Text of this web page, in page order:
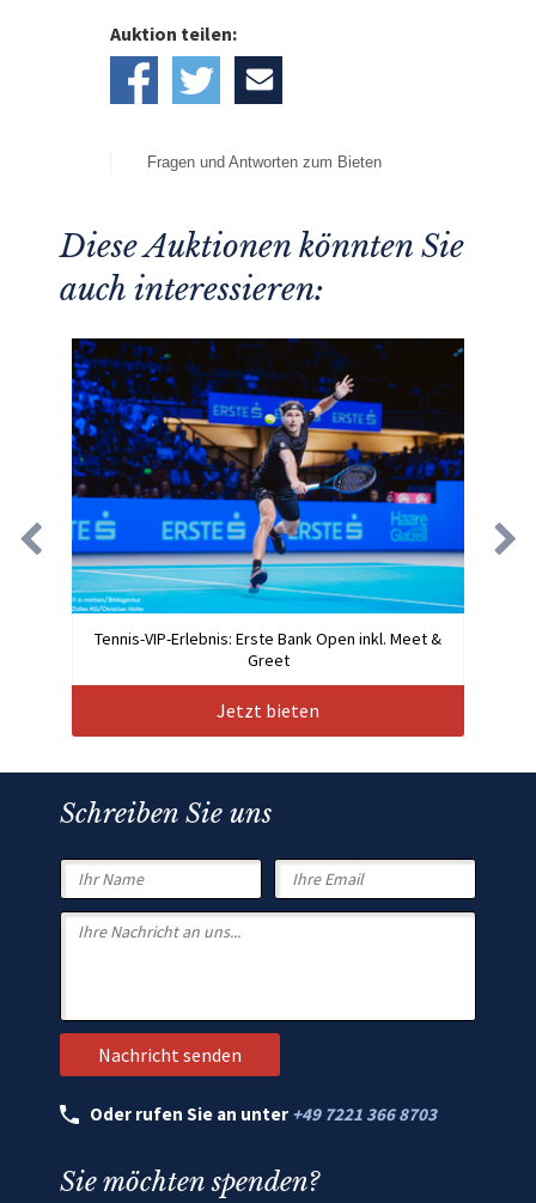
Auktion teilen:
Fragen und Antworten zum Bieten
Diese Auktionen könnten Sie
auch interessieren:
Tennis-VIP-Erlebnis: Erste Bank Open inkl. Meet &
Greet
Jetzt bieten
Schreiben Sie uns
Oder rufen Sie an unter +49 7221 366 8703
Sie möchten spenden?